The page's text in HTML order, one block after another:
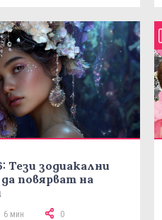
Тези зодиакални
повярват на
6 мин 0